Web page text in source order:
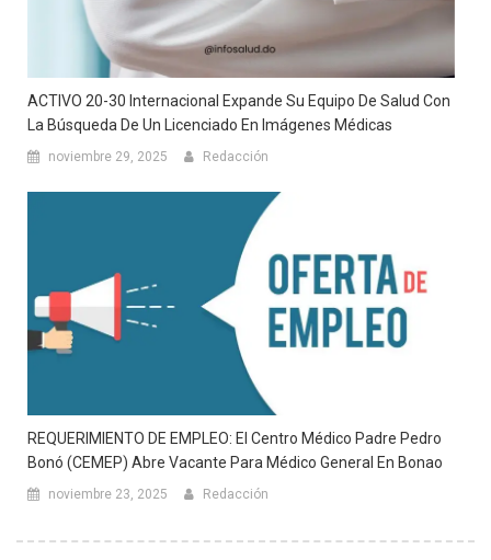
ACTIVO 20-30 Internacional Expande Su Equipo De Salud Con
La Búsqueda De Un Licenciado En Imágenes Médicas
noviembre 29, 2025 Redacción
REQUERIMIENTO DE EMPLEO: El Centro Médico Padre Pedro
Bonó (CEMEP) Abre Vacante Para Médico General En Bonao
noviembre 23, 2025 Redacción